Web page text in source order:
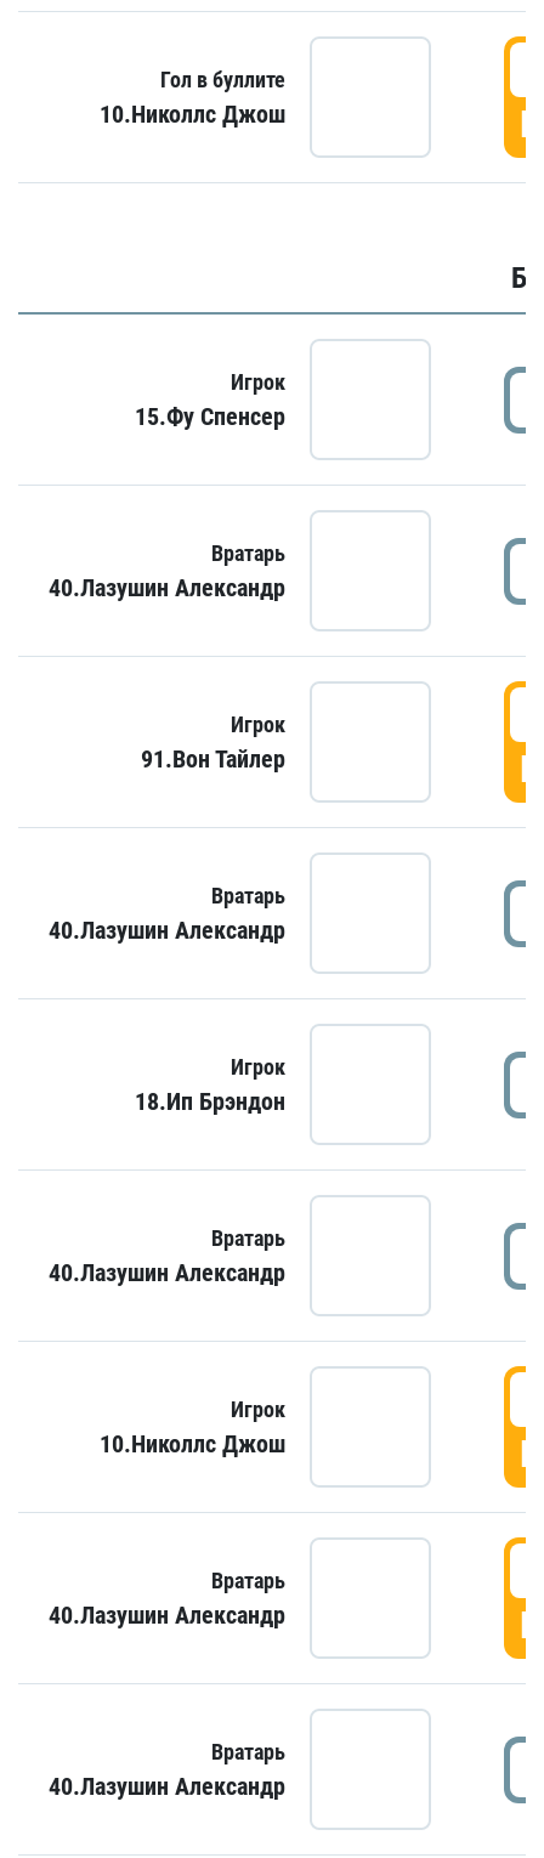
Гол в буллите
10.Николлс Джош
Игрок
15.Фу Спенсер
Вратарь
40.Лазушин Александр
Игрок
91.Вон Тайлер
Вратарь
40.Лазушин Александр
Игрок
18.Ип Брэндон
Вратарь
40.Лазушин Александр
Игрок
10.Николлс Джош
Вратарь
40.Лазушин Александр
Вратарь
40.Лазушин Александр